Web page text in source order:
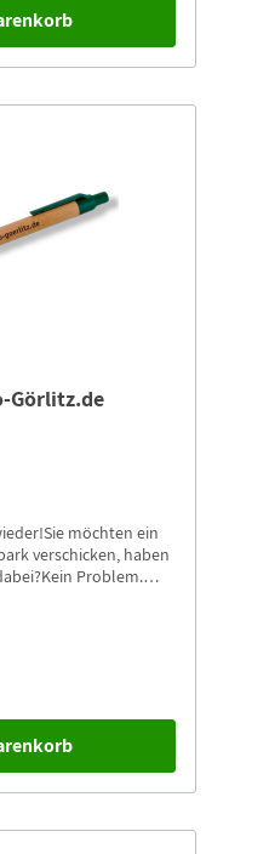
helfen, werden mit den
2,00 €.
Görlitz.de
möchten ein
verschicken, haben
Problem.